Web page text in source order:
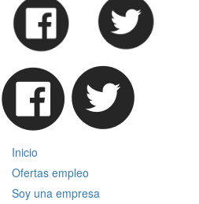
Inicio
Ofertas empleo
Soy una empresa